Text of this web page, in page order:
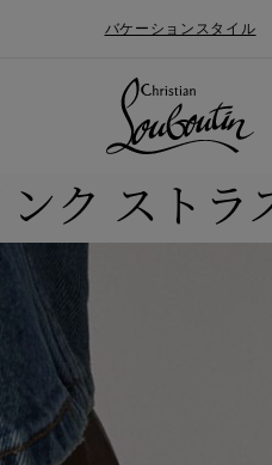
バケーションスタイル
ク ストラ